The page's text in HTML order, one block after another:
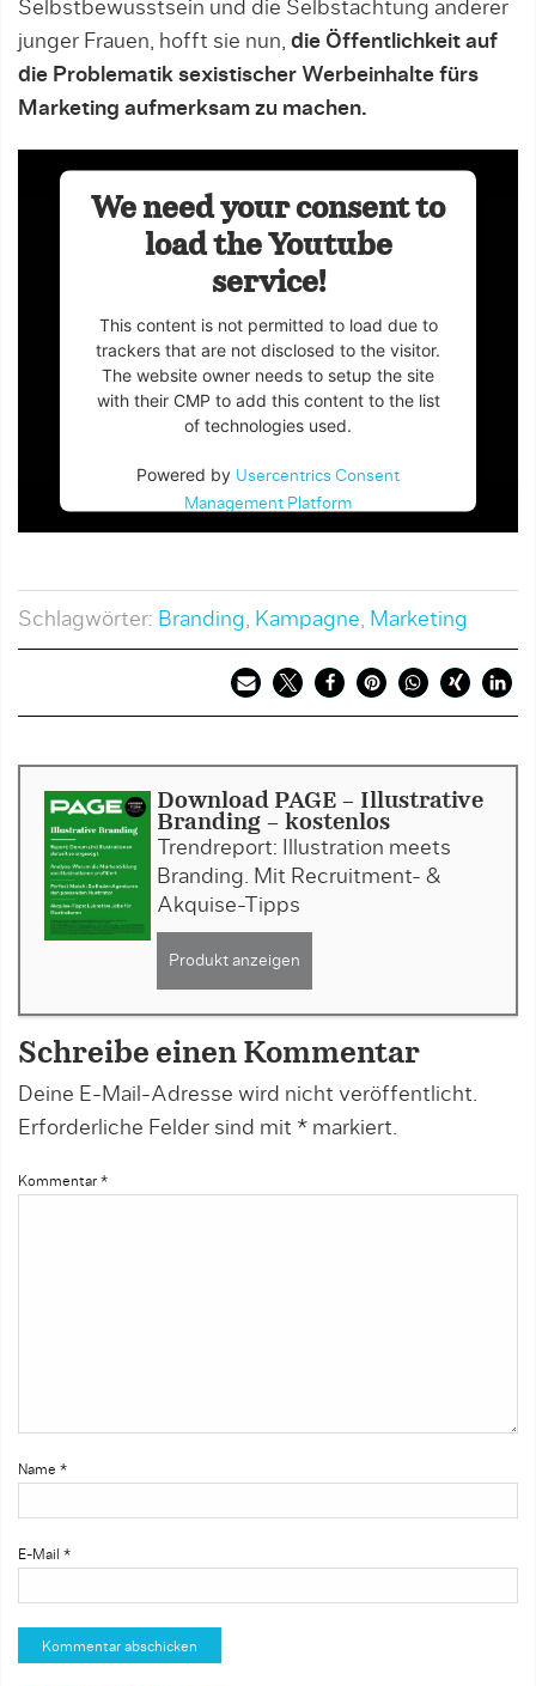
Selbstbewusstsein und die Selbstachtung anderer
junger Frauen, hofft sie nun, die Öffentlichkeit auf
die Problematik sexistischer Werbeinhalte fürs
Marketing aufmerksam zu machen.
We need your consent to
load the Youtube
service!
This content is not permitted to load due to
trackers that are not disclosed to the visitor.
The website owner needs to setup the site
with their CMP to add this content to the list
of technologies used.
Powered by Usercentrics Consent
Management Platform
Schlagwörter: Branding, Kampagne, Marketing
Download PAGE - Illustrative
Branding - kostenlos
Trendreport: Illustration meets
Branding. Mit Recruitment- &
Akquise-Tipps
Produkt anzeigen
Schreibe einen Kommentar
Deine E-Mail-Adresse wird nicht veröffentlicht.
Erforderliche Felder sind mit * markiert.
Kommentar *
Name *
E-Mail *